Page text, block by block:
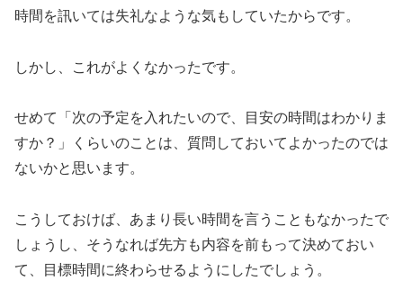
時間を訊いては失礼なような気もしていたからです。
しかし、これがよくなかったです。
せめて「次の予定を入れたいので、目安の時間はわかりま
すか？」くらいのことは、質問しておいてよかったのでは
ないかと思います。
こうしておけば、あまり長い時間を言うこともなかったで
しょうし、そうなれば先方も内容を前もって決めておい
て、目標時間に終わらせるようにしたでしょう。